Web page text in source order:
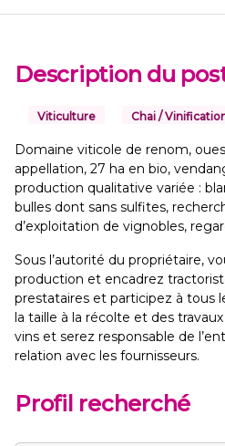
Description du
Viticulture Chai /
Domaine viticole de renom,
appellation, 27 ha en bio,
production qualitative variée :
bulles dont sans sulfites,
d’exploitation de vignobles,
Sous l’autorité du propriétaire,
production et encadrez
prestataires et participez à tous
la taille à la récolte et des
vins et serez responsable de
relation avec les fournisseurs.
Profil recherché